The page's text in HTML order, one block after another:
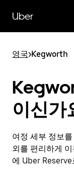
Uber
영국>Kegworth
이신가
여정 세부 정보
외를 편리하게
에 Uber